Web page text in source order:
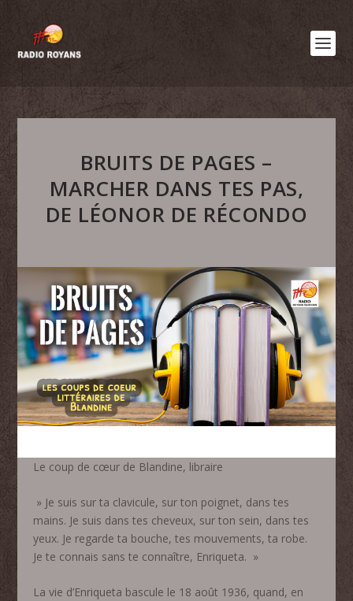
BRUITS DE PAGES –
MARCHER DANS TES PAS,
DE LÉONOR DE RÉCONDO
Le coup de cœur de Blandine, libraire
» Je suis sur ta clavicule, sur ton poignet, dans tes
mains. Je suis dans tes cheveux, sur ton sein, dans tes
yeux. Je regarde ta bouche, tes mouvements, ta robe.
Je te connais sans te connaître, Enriqueta. »
La vie d’Enriqueta bascule le 18 août 1936, quand, en